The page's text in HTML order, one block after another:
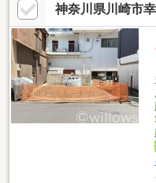
神奈川県川崎市